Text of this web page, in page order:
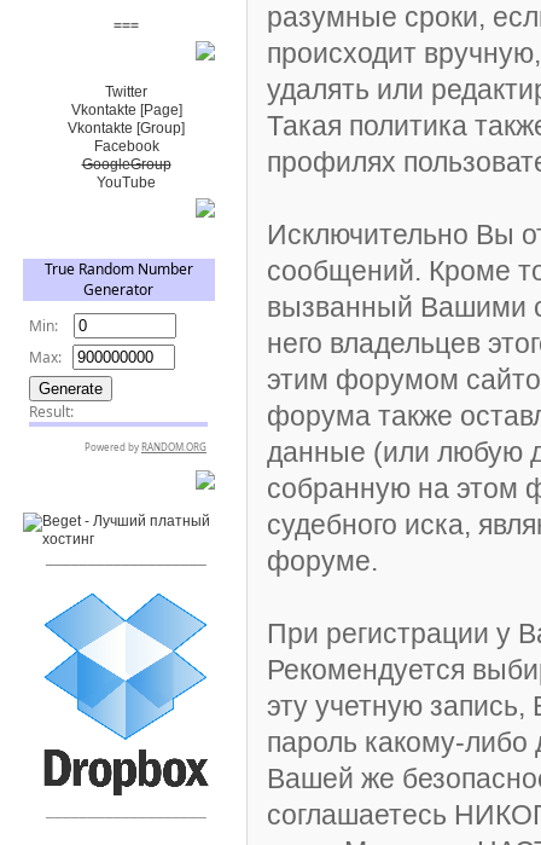
===
Twitter
Vkontakte [Page]
Vkontakte [Group]
Facebook
GoogleGroup
YouTube
разумные сроки,
происходит
удалять или
Такая политика
профилях
Исключительно Вы
сообщений. Кроме
вызванный Вашими
него владельцев
этим форумом
форума также
данные (или любую
собранную на этом
судебного иска,
форуме.
При регистрации у
Рекомендуется
эту учетную
пароль какому-либо
Вашей же
соглашаетесь